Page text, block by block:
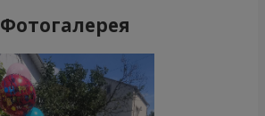
Фотогалерея